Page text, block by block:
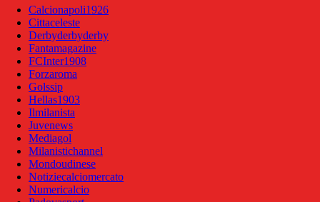
Calcionapoli1926
Cittaceleste
Derbyderbyderby
Fantamagazine
FCInter1908
Forzaroma
Golssip
Hellas1903
Ilmilanista
Juvenews
Mediagol
Milanistichannel
Mondoudinese
Notiziecalciomercato
Numericalcio